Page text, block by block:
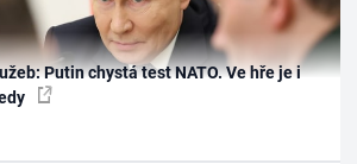
Putin chystá test NATO. Ve hře je i